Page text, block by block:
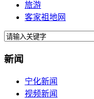
旅游
客家祖地网
新闻
宁化新闻
视频新闻